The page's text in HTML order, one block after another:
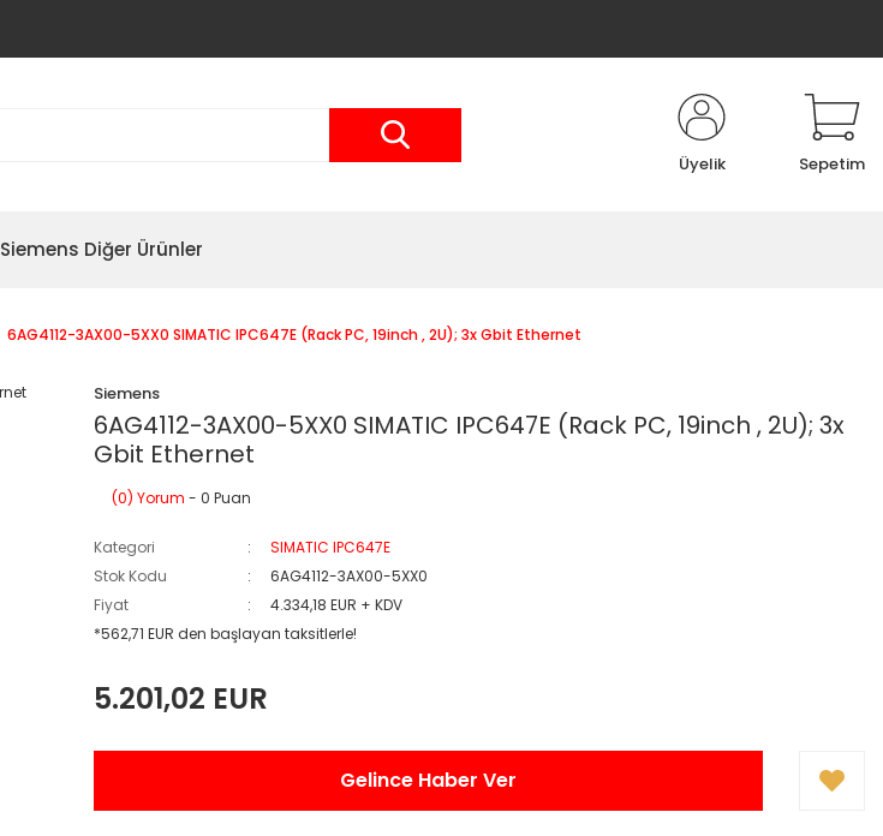
Üyelik Sepetim
Siemens Diğer Ürünler
6AG4112-3AX00-5XX0 SIMATIC IPC647E (Rack PC, 19inch , 2U); 3x Gbit Ethernet
Siemens
6AG4112-3AX00-5XX0 SIMATIC IPC647E (Rack PC, 19inch , 2U); 3x
Gbit Ethernet
(0) Yorum - 0 Puan
Kategori
SIMATIC IPC647E
Stok Kodu
6AG4112-3AX00-5XX0
Fiyat
4.334,18 EUR + KDV
*562,71 EUR den başlayan taksitlerle!
5.201,02 EUR
Gelince Haber Ver